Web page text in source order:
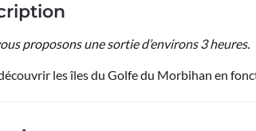
proposons une sortie d’environs 3 heures.
les îles du Golfe du Morbihan en